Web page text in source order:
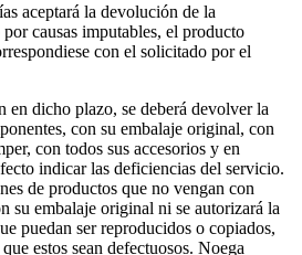
aceptará la devolución de la
causas imputables, el producto
con el solicitado por el
en dicho plazo, se deberá devolver la
con su embalaje original, con
con todos sus accesorios y en
indicar las deficiencias del servicio.
de productos que no vengan con
su embalaje original ni se autorizará la
puedan ser reproducidos o copiados,
estos sean defectuosos. Noega